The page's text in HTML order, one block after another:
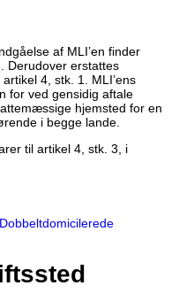
af MLI’en finder
Derudover erstattes
4, stk. 1. MLI’ens
for ved gensidig aftale
hjemsted for en
i begge lande.
til artikel 4, stk. 3, i